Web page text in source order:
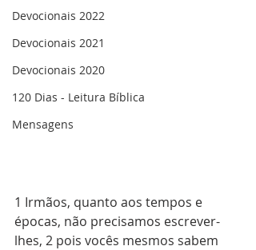
Devocionais 2022
Devocionais 2021
Devocionais 2020
120 Dias - Leitura Bíblica
Mensagens
1 Irmãos, quanto aos tempos e
épocas, não precisamos escrever-
lhes, 2 pois vocês mesmos sabem